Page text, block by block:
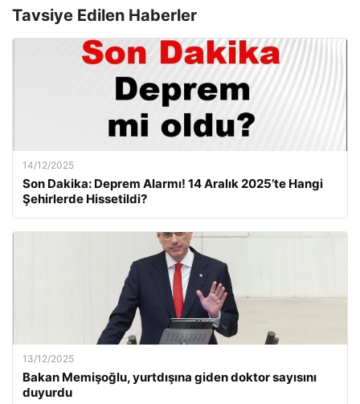
Tavsiye Edilen Haberler
14/12/2025
Son Dakika: Deprem Alarmı! 14 Aralık 2025’te Hangi
Şehirlerde Hissetildi?
13/12/2025
Bakan Memişoğlu, yurtdışına giden doktor sayısını
duyurdu